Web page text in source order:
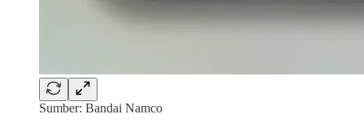
Sumber: Bandai Namco